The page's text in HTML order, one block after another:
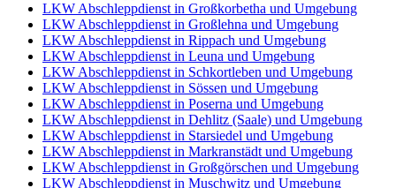
LKW Abschleppdienst in Großkorbetha und Umgebung
LKW Abschleppdienst in Großlehna und Umgebung
LKW Abschleppdienst in Rippach und Umgebung
LKW Abschleppdienst in Leuna und Umgebung
LKW Abschleppdienst in Schkortleben und Umgebung
LKW Abschleppdienst in Sössen und Umgebung
LKW Abschleppdienst in Poserna und Umgebung
LKW Abschleppdienst in Dehlitz (Saale) und Umgebung
LKW Abschleppdienst in Starsiedel und Umgebung
LKW Abschleppdienst in Markranstädt und Umgebung
LKW Abschleppdienst in Großgörschen und Umgebung
LKW Abschleppdienst in Muschwitz und Umgebung